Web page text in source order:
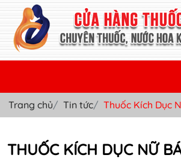
TRANG CHỦ
Trang chủ Tin tức Thuốc Kích Dục
THUỐC KÍCH DỤC NỮ